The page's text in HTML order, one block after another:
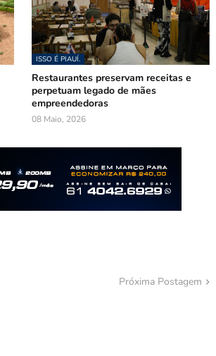
ISSO É PIAUÍ.
Restaurantes preservam receitas e
perpetuam legado de mães
empreendedoras
08 Maio, 2026
Próxima Postagem